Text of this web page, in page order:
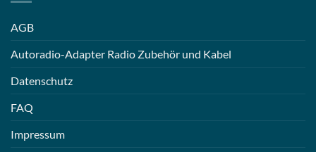
AGB
Autoradio-Adapter Radio Zubehör und Kabel
Datenschutz
FAQ
Impressum